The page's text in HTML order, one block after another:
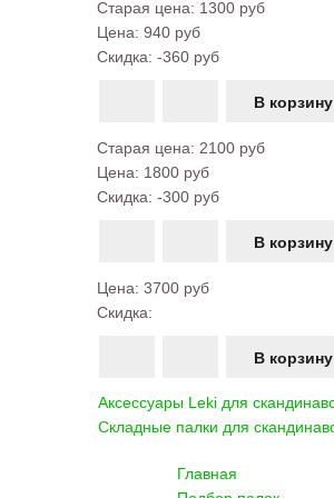
Старая цена: 1300 руб
Цена: 940 руб
Скидка: -360 руб
Старая цена: 2100 руб
Цена: 1800 руб
Скидка: -300 руб
Цена: 3700 руб
Скидка:
Аксессуары Leki для
Складные палки для
Главная